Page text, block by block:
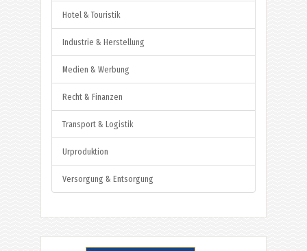
Hotel & Touristik
Industrie & Herstellung
Medien & Werbung
Recht & Finanzen
Transport & Logistik
Urproduktion
Versorgung & Entsorgung